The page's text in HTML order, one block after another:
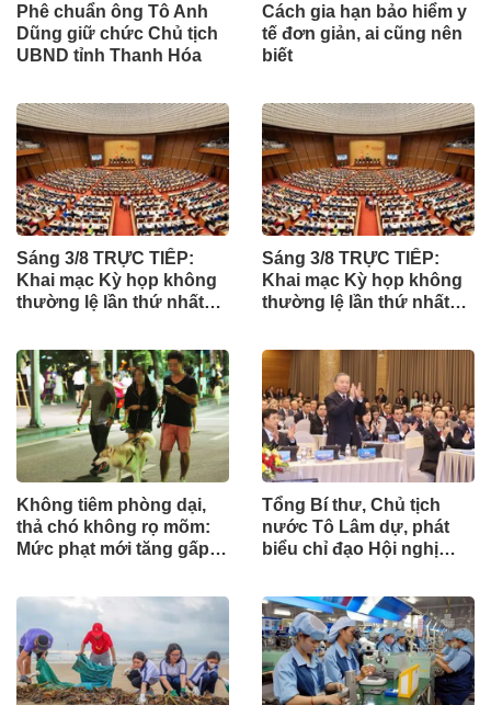
Phê chuẩn ông Tô Anh
Dũng giữ chức Chủ tịch
UBND tỉnh Thanh Hóa
Cách gia hạn bảo hiểm y
tế đơn giản, ai cũng nên
biết
Sáng 3/8 TRỰC TIẾP:
Khai mạc Kỳ họp không
thường lệ lần thứ nhất
Sáng 3/8 TRỰC TIẾP:
Khai mạc Kỳ họp không
thường lệ lần thứ nhất
Không tiêm phòng dại,
thả chó không rọ mõm:
Mức phạt mới tăng gấp
Tổng Bí thư, Chủ tịch
nước Tô Lâm dự, phát
biểu chỉ đạo Hội nghị